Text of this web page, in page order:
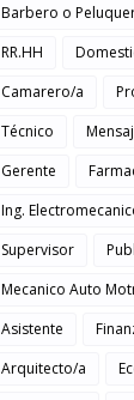
Barbero o
RR.HH
Camarero/a
Técnico
Gerente
Ing.
Supervisor
Mecanico Auto
Asistente
Arquitecto/a